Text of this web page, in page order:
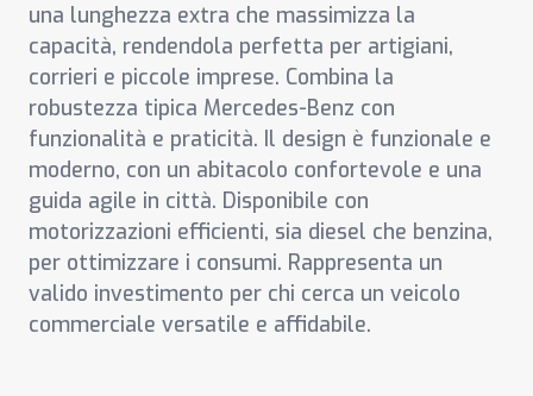
una lunghezza extra che massimizza la
capacità, rendendola perfetta per artigiani,
corrieri e piccole imprese. Combina la
robustezza tipica Mercedes-Benz con
funzionalità e praticità. Il design è funzionale e
moderno, con un abitacolo confortevole e una
guida agile in città. Disponibile con
motorizzazioni efficienti, sia diesel che benzina,
per ottimizzare i consumi. Rappresenta un
valido investimento per chi cerca un veicolo
commerciale versatile e affidabile.